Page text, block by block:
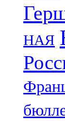
НАЯ